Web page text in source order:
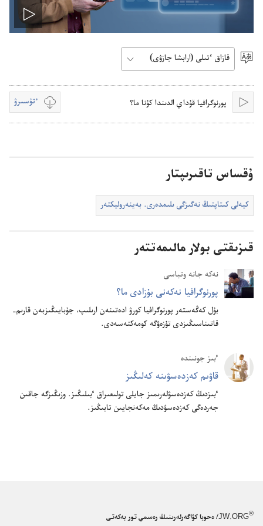
Play
ٴتىل
پورنوگرافيا قۇ‌داي الدىندا كۇ‌نا ما؟‏ ٴتۇسىرۋ
بەينە
جازبالار
ۇقساس تاقىرىپتار
كيە‌لى كىتاپتىڭ نە‌گىزگى ىلىمدە‌رى.‏ بە‌ينە‌روليكتە‌ر
قىزىقتى بولار مالىمەتتەر
نە‌كە جانە وتباسى
پورنوگرافيا نە‌كە‌نى بۇ‌زادى ما؟‏
بۇ‌ل كە‌ڭە‌ستە‌ر پورنوگرافيا كورۋ ادە‌تىنە‌ن ارىلىپ،‏ جۇ‌بايىڭىزبە‌ن قارىم-‏
قاتىناسىڭىزدى تۇ‌زە‌ۋگە كومە‌كتە‌سە‌دى.‏
ٴ‌بىز جونىندە
قاۋىم كە‌زدە‌سۋىنە كە‌لىڭىز
ٴ‌بىزدىڭ كە‌زدە‌سۋلە‌رىمىز جايلى تولىعىراق ٴ‌بىلىڭىز.‏ وزىڭىزگە جاقىن
جە‌ردە‌گى كە‌زدە‌سۋدىڭ مە‌كە‌نجايىن تابىڭىز.‏
JW.ORG® / ەحوبا كۋاگەرلەرىنىڭ رەسمي تور بەكەتى